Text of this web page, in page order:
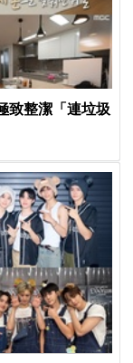
致整潔「連垃圾